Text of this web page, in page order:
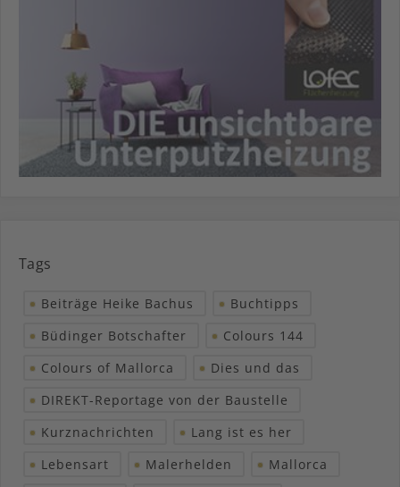
Tags
Beiträge Heike Bachus
Buchtipps
Büdinger Botschafter
Colours 144
Colours of Mallorca
Dies und das
DIREKT-Reportage von der Baustelle
Kurznachrichten
Lang ist es her
Lebensart
Malerhelden
Mallorca